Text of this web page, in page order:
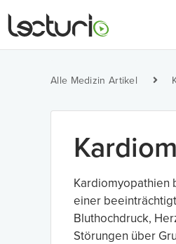
Alle Medizin Artikel
Kardiomyopathien
einer
Bluthochdruck,
Störungen über